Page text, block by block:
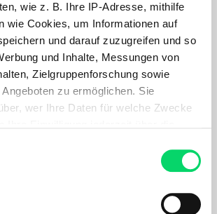
wie z. B. Ihre IP-Adresse, mithilfe
wie Cookies, um Informationen auf
und darauf zuzugreifen und so
und Inhalte, Messungen von
Zielgruppenforschung sowie
zu ermöglichen. Sie
wer Ihre Daten für welche Zwecke
oder widerrufen
über Ihre geografische Lage